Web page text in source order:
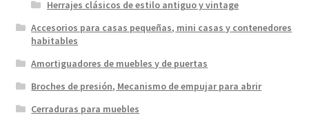
Herrajes clásicos de estilo antiguo y vintage
Accesorios para casas pequeñas, mini casas y contenedores
habitables
Amortiguadores de muebles y de puertas
Broches de presión, Mecanismo de empujar para abrir
Cerraduras para muebles